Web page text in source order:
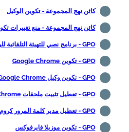
كائن نهج المجموعة - تكوين الوكيل
كائن نهج المجموعة - منع تغييرات تكوين الوكيل
GPO - برنامج نصي للتهيئة التلقائية للوكيل
GPO - تكوين Google Chrome
GPO - تكوين وكيل Google Chrome
GPO - تعطيل تثبيت ملحقات Chrome
GPO - تعطيل مدير كلمة المرور كروم
GPO - تكوين موزيلا فايرفوكس